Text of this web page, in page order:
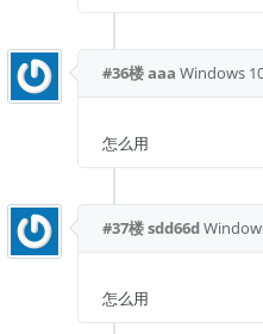
#36楼aaa Windows
怎么用
#37楼sdd66d
怎么用